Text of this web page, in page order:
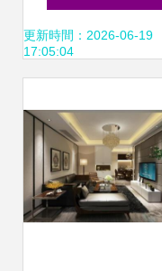
思——賦能生活之
更新時間：2026-06-19
17:05:04